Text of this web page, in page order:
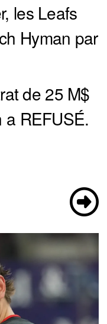
les Leafs
Hyman par
de 25 M$
REFUSÉ.